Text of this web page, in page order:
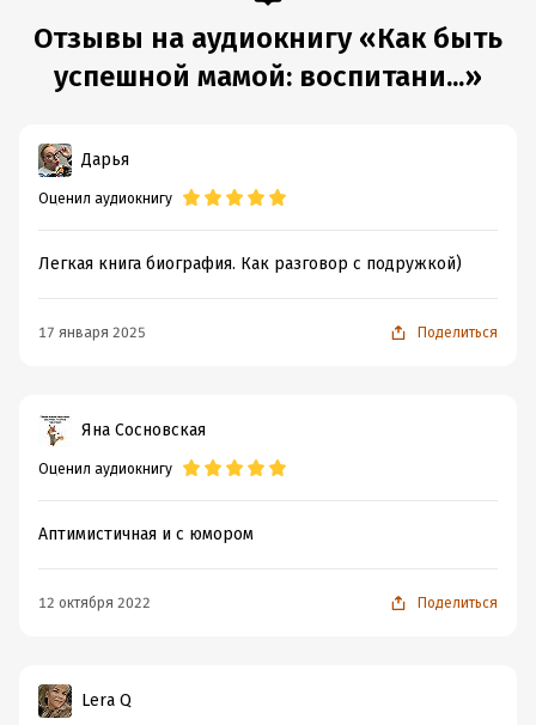
Отзывы на аудиокнигу «Как быть
успешной мамой: воспитани...»
Дарья
Оценил аудиокнигу
Легкая книга биография. Как разговор с подружкой)
17 января 2025 Поделиться
Яна Сосновская
Оценил аудиокнигу
Аптимистичная и с юмором
12 октября 2022 Поделиться
Lеra Q